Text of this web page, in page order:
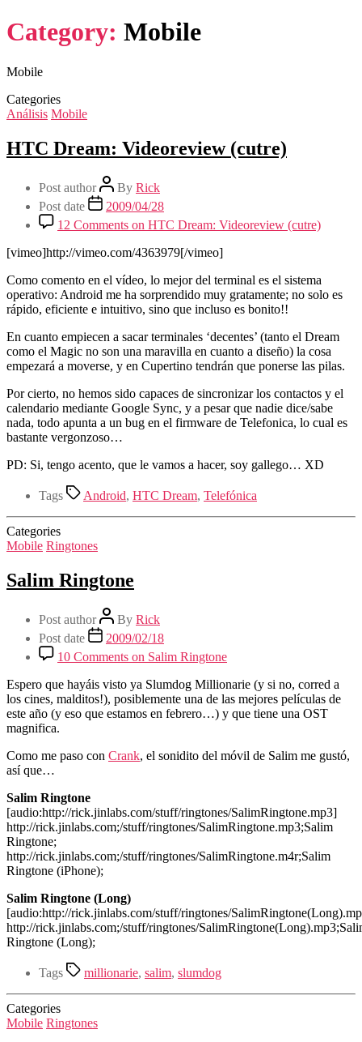
Category: Mobile
Mobile
Categories
Análisis Mobile
HTC Dream: Videoreview (cutre)
Post author By Rick
Post date
2009/04/28
12 Comments on HTC Dream: Videoreview (cutre)
[vimeo]http://vimeo.com/4363979[/vimeo]
Como comento en el vídeo, lo mejor del terminal es el sistema
operativo: Android me ha sorprendido muy gratamente; no solo es
rápido, eficiente e intuitivo, sino que incluso es bonito!!
En cuanto empiecen a sacar terminales ‘decentes’ (tanto el Dream
como el Magic no son una maravilla en cuanto a diseño) la cosa
empezará a moverse, y en Cupertino tendrán que ponerse las pilas.
Por cierto, no hemos sido capaces de sincronizar los contactos y el
calendario mediante Google Sync, y a pesar que nadie dice/sabe
nada, todo apunta a un bug en el firmware de Telefonica, lo cual es
bastante vergonzoso…
PD: Si, tengo acento, que le vamos a hacer, soy gallego… XD
Tags Android, HTC Dream, Telefónica
Categories
Mobile Ringtones
Salim Ringtone
Post author By Rick
Post date
2009/02/18
10 Comments on Salim Ringtone
Espero que hayáis visto ya Slumdog Millionarie (y si no, corred a
los cines, malditos!), posiblemente una de las mejores películas de
este año (y eso que estamos en febrero…) y que tiene una OST
magnifica.
Como me paso con Crank, el sonidito del móvil de Salim me gustó,
así que…
Salim Ringtone
[audio:http://rick.jinlabs.com/stuff/ringtones/SalimRingtone.mp3]
http://rick.jinlabs.com;/stuff/ringtones/SalimRingtone.mp3;Salim
Ringtone;
http://rick.jinlabs.com;/stuff/ringtones/SalimRingtone.m4r;Salim
Ringtone (iPhone);
Salim Ringtone (Long)
[audio:http://rick.jinlabs.com/stuff/ringtones/
http://rick.jinlabs.com;/stuff/ringtones/
Ringtone (Long);
Tags millionarie, salim, slumdog
Categories
Mobile Ringtones